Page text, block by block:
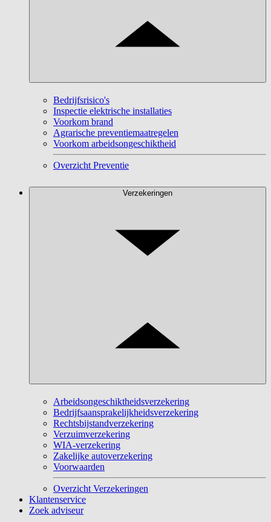
Bedrijfsrisico's
Inspectie elektrische installaties
Voorkom brand
Agrarische preventiemaatregelen
Voorkom arbeidsongeschiktheid
Overzicht Preventie
Verzekeringen
Arbeidsongeschiktheidsverzekering
Bedrijfsaansprakelijkheidsverzekering
Rechtsbijstandverzekering
Verzuimverzekering
WIA-verzekering
Zakelijke autoverzekering
Voorwaarden
Overzicht Verzekeringen
Klantenservice
Zoek adviseur